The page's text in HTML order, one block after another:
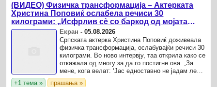
(ВИДЕО) Физичка трансформација – Актерката
Христина Поповиќ ослабела речиси 30
килограми: „Исфрлив сè со баркод од мојата
исхрана“
Екран -05.08.2026
Српската актерка Христина Поповиќ доживеала
физичка трансформација, ослабувајќи речиси 30
килограми. Во ново интервју, таа открила како се
откажала од многу за да го постигне ова. „За
мене, кога велат: ‘Јас едноставно не јадам леб’,
како и: ‘Јас само одам“. Да, ‘Јас само одам’.
+1 тема » прашања »